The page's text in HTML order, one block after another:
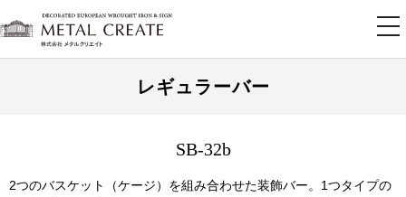
レギュラーバー
SB-32b
2つのバスケット（ケージ）を組み合わせた装飾バー。1つタイプの